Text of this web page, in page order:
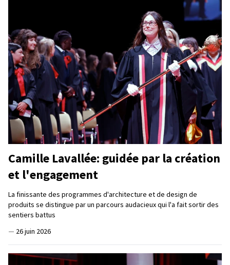
Camille Lavallée: guidée par la création
et l'engagement
La finissante des programmes d'architecture et de design de
produits se distingue par un parcours audacieux qui l'a fait sortir des
sentiers battus
— 26 juin 2026